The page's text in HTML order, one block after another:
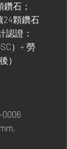
石；
24顆鑽石
認證：
）+ 勞
）
0006